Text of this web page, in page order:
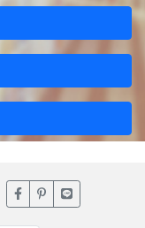
臉書分享(另開新視窗)
噗浪分享(另開新
Line分享(另